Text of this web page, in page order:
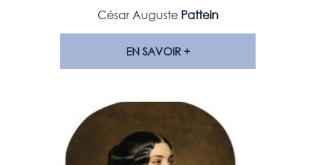
César Auguste Pattein
EN SAVOIR +